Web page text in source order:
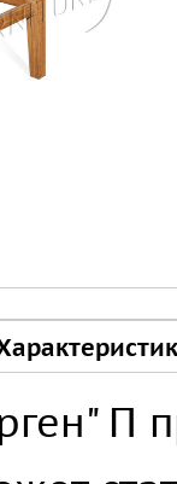
П